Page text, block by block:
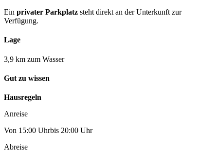
Ein privater Parkplatz steht direkt an der Unterkunft zur
Verfügung.
Lage
3,9 km zum Wasser
Gut zu wissen
Hausregeln
Anreise
Von 15:00 Uhrbis 20:00 Uhr
Abreise